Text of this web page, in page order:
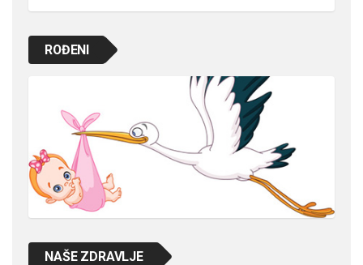
ROĐENI
NAŠE ZDRAVLJE